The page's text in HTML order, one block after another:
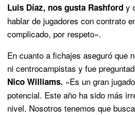
Luis Díaz, nos gusta Rashford y
hablar de jugadores con contrato
complicado, por respeto».
En cuanto a fichajes aseguró que
ni centrocampistas y fue
Nico Williams. «Es un gran
potencial. Este año ha sido más
nivel. Nosotros tenemos que